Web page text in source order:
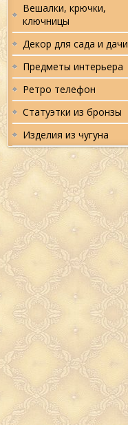
Вешалки, крючки,
ключницы
Декор для сада и дачи
Предметы интерьера
Ретро телефон
Статуэтки из бронзы
Изделия из чугуна